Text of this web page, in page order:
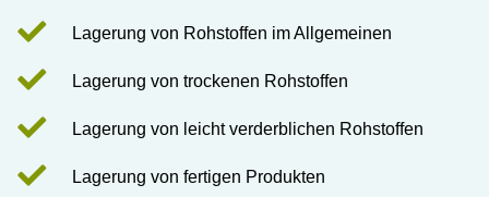
Lagerung von Rohstoffen im Allgemeinen
Lagerung von trockenen Rohstoffen
Lagerung von leicht verderblichen Rohstoffen
Lagerung von fertigen Produkten